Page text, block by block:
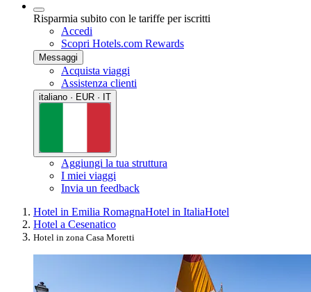
Risparmia subito con le tariffe per iscritti
Accedi
Scopri Hotels.com Rewards
Messaggi
Acquista viaggi
Assistenza clienti
italiano · EUR · IT
Aggiungi la tua struttura
I miei viaggi
Invia un feedback
Hotel in Emilia RomagnaHotel in ItaliaHotel
Hotel a Cesenatico
Hotel in zona Casa Moretti